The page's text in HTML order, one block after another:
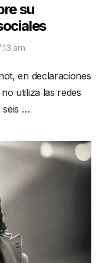
su
am
en declaraciones
utiliza las redes
seis …